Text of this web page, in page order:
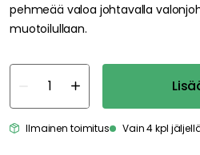
pehmeää valoa johtavalla
muotoilullaan.
Ilmainen toimitus Vain 4 kpl